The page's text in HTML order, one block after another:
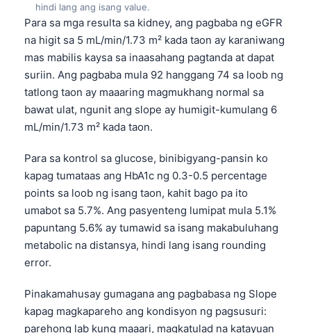
hindi lang ang isang value.
Para sa mga resulta sa kidney, ang pagbaba ng eGFR
na higit sa 5 mL/min/1.73 m² kada taon ay karaniwang
mas mabilis kaysa sa inaasahang pagtanda at dapat
suriin. Ang pagbaba mula 92 hanggang 74 sa loob ng
tatlong taon ay maaaring magmukhang normal sa
bawat ulat, ngunit ang slope ay humigit-kumulang 6
mL/min/1.73 m² kada taon.
Para sa kontrol sa glucose, binibigyang-pansin ko
kapag tumataas ang HbA1c ng 0.3-0.5 percentage
points sa loob ng isang taon, kahit bago pa ito
umabot sa 5.7%. Ang pasyenteng lumipat mula 5.1%
papuntang 5.6% ay tumawid sa isang makabuluhang
metabolic na distansya, hindi lang isang rounding
error.
Pinakamahusay gumagana ang pagbabasa ng Slope
kapag magkapareho ang kondisyon ng pagsusuri:
parehong lab kung maaari, magkatulad na katayuan